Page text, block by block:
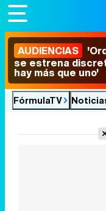
AUDIENCIAS
se estrena
hay más que uno'
FórmulaTV